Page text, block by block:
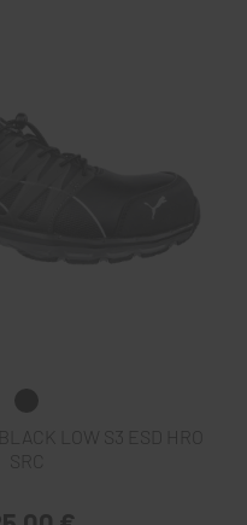
LOW S3 ESD HRO